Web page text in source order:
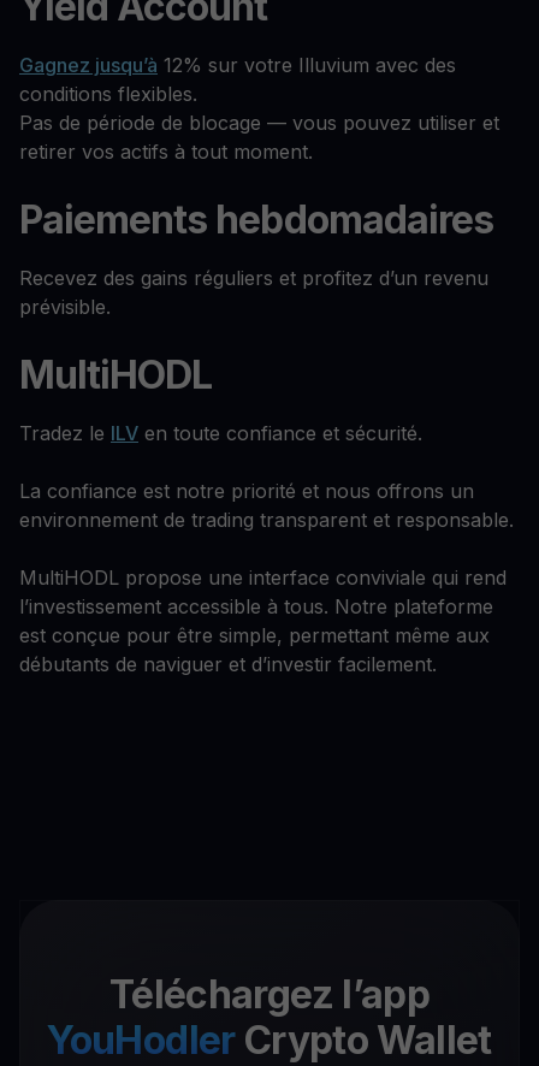
Gagnez jusqu’à 12% sur votre Illuvium avec des
conditions flexibles.
Pas de période de blocage — vous pouvez utiliser et
retirer vos actifs à tout moment.
Paiements hebdomadaires
Recevez des gains réguliers et profitez d’un revenu
prévisible.
MultiHODL
Tradez le ILV en toute confiance et sécurité.
La confiance est notre priorité et nous offrons un
environnement de trading transparent et responsable.
MultiHODL propose une interface conviviale qui rend
l’investissement accessible à tous. Notre plateforme
est conçue pour être simple, permettant même aux
débutants de naviguer et d’investir facilement.
Téléchargez l’app
YouHodler Crypto Wallet